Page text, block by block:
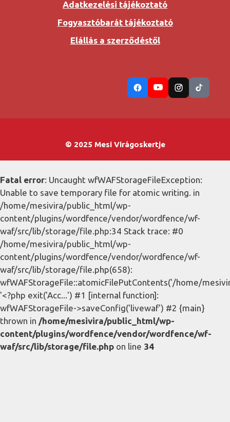
Adatkezelési tájékoztató
Fogyasztóbarát tájékoztató
Elállás a szerződéstől
© 2025 Mesi Virágoskertje
Fatal error: Uncaught wfWAFStorageFileException:
Unable to save temporary file for atomic writing. in
/home/mesivira/public_html/wp-
content/plugins/wordfence/vendor/wordfence/wf-
waf/src/lib/storage/file.php:34 Stack trace: #0
/home/mesivira/public_html/wp-
content/plugins/wordfence/vendor/wordfence/wf-
waf/src/lib/storage/file.php(658):
wfWAFStorageFile::atomicFilePutContents('/home/
'<?php exit('Acc...') #1 [internal function]:
wfWAFStorageFile->saveConfig('livewaf') #2 {main}
thrown in /home/mesivira/public_html/wp-
content/plugins/wordfence/vendor/wordfence/wf-
waf/src/lib/storage/file.php on line 34